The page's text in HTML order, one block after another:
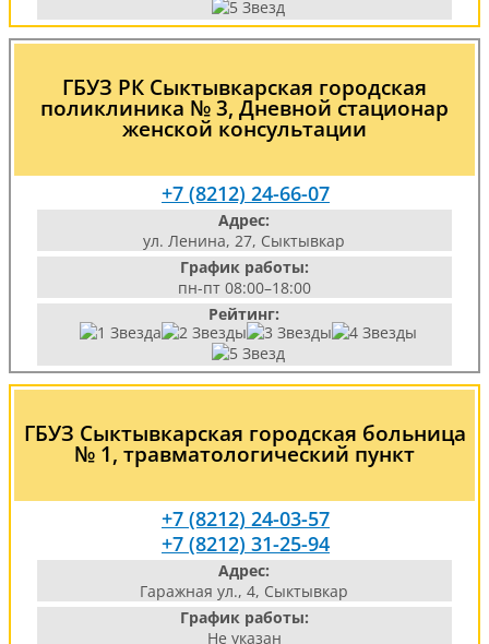
ГБУЗ РК Сыктывкарская городская
поликлиника № 3, Дневной стационар
женской консультации
+7 (8212) 24-66-07
Адрес:
ул. Ленина, 27, Сыктывкар
График работы:
пн-пт 08:00–18:00
Рейтинг:
ГБУЗ Сыктывкарская городская больница
№ 1, травматологический пункт
+7 (8212) 24-03-57
+7 (8212) 31-25-94
Адрес:
Гаражная ул., 4, Сыктывкар
График работы:
Не указан